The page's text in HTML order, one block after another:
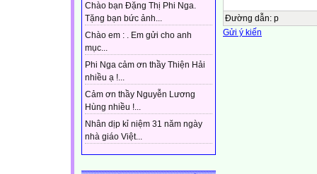
Chào bạn Đặng Thị Phi Nga.
Tặng bạn bức ảnh...
Chào em : . Em gửi cho anh
mục...
Phi Nga cảm ơn thầy Thiện Hải
nhiều ạ !...
Cảm ơn thầy Nguyễn Lương
Hùng nhiều !...
Nhân dịp kỉ niệm 31 năm ngày
nhà giáo Việt...
Đường dẫn: p
Gửi ý kiến